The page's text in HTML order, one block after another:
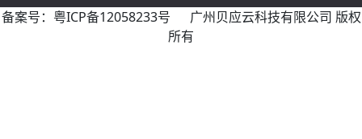
备案号： 粤ICP备12058233号 广州贝应云科技有限公司 版权
所有